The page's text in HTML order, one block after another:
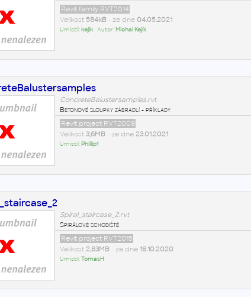
Revit family RVT2014
Velikost 584kB• ze dne 04.05.2021
Umístil: kejik• Autor: Michal Kejík
ConcreteBalustersamples.rvt
Betonové sloupky zábradlí - příklady
Revit project RVT2009
Velikost 3,6MB• ze dne 23.01.2021
Umístil: Phillip1
Spiral_staircase_2.rvt
Spirálové schodiště
Revit project RVT2015
Velikost 2,83MB• ze dne 18.10.2020
Umístil:TomasH